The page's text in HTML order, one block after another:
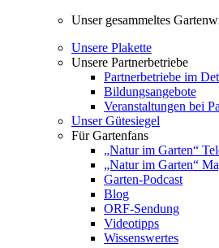
Unser gesammeltes
Unsere Plakette
Unsere Partnerbetriebe
Partnerbetriebe im
Bildungsangebote
Veranstaltungen bei
Unser Gütesiegel
Für Gartenfans
„Natur im Garten“
„Natur im Garten“
Garten-Podcast
Blog
ORF-Sendung
Videotipps
Wissenswertes